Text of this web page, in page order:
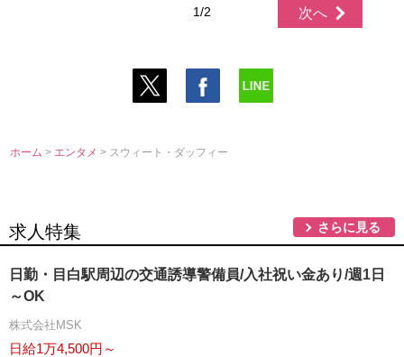
次へ
1/2
ホーム > エンタメ> スウィート・ダッフィー
求人特集 さらに見る
日勤・目白駅周辺の交通誘導警備員/入社祝い金あり/週1日
～OK
株式会社MSK
日給1万4,500円～